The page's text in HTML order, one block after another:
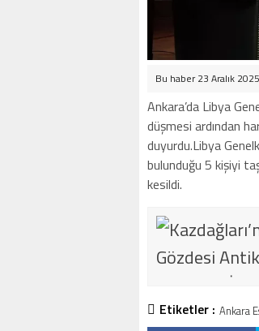
Bu haber 23 Aralık
Ankara’da Libya
düşmesi ardından
duyurdu.Libya
bulunduğu 5 kişiyi
kesildi.
Etiketler : Ankara